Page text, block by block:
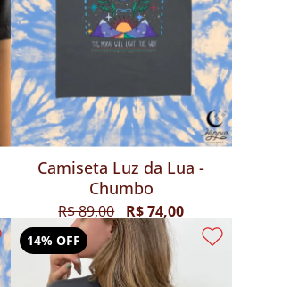
Camiseta Luz da Lua -
Chumbo
R$ 89,00 R$ 74,00
14% OFF